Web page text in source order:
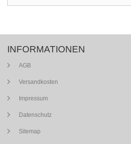
INFORMATIONEN
AGB
Versandkosten
Impressum
Datenschutz
Sitemap